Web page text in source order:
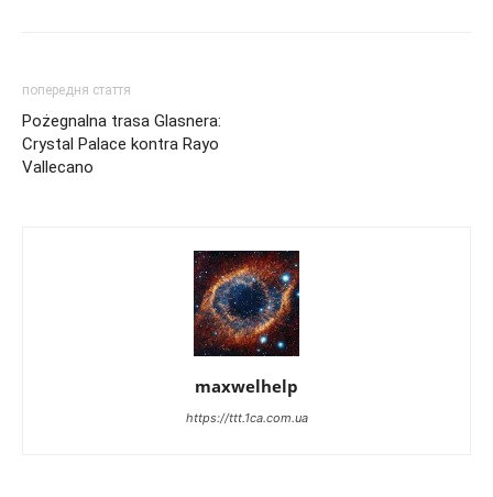
попередня стаття
Pożegnalna trasa Glasnera:
Crystal Palace kontra Rayo
Vallecano
maxwelhelp
https://ttt.1ca.com.ua